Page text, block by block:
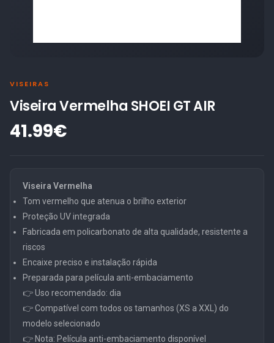
VISEIRAS
Viseira Vermelha SHOEI GT AIR
41.99€
Viseira Vermelha
Tom vermelho que atenua o brilho exterior
Proteção UV integrada
Fabricada em policarbonato de alta qualidade, resistente a
riscos
Encaixe preciso e instalação rápida
Preparada para película anti-embaciamento
👉 Uso recomendado: dia
👉 Compatível com todos os tamanhos (XS a XXL) do
modelo selecionado
👉 Nota: Película anti-embaciamento disponível